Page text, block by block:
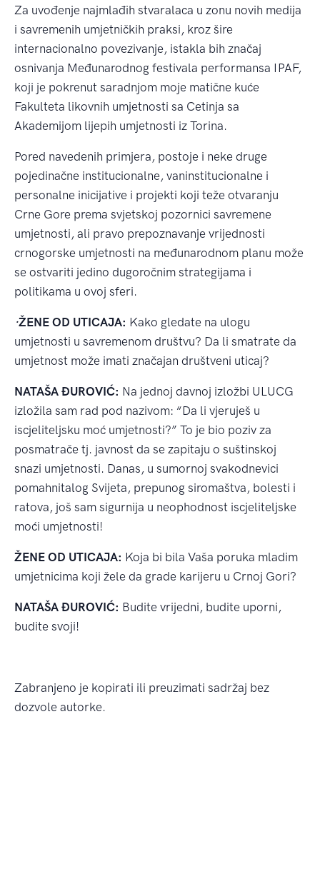
Za uvođenje najmlađih stvaralaca u zonu novih medija
i savremenih umjetničkih praksi, kroz šire
internacionalno povezivanje, istakla bih značaj
osnivanja Međunarodnog festivala performansa IPAF,
koji je pokrenut saradnjom moje matične kuće
Fakulteta likovnih umjetnosti sa Cetinja sa
Akademijom lijepih umjetnosti iz Torina.
Pored navedenih primjera, postoje i neke druge
pojedinačne institucionalne, vaninstitucionalne i
personalne inicijative i projekti koji teže otvaranju
Crne Gore prema svjetskoj pozornici savremene
umjetnosti, ali pravo prepoznavanje vrijednosti
crnogorske umjetnosti na međunarodnom planu može
se ostvariti jedino dugoročnim strategijama i
politikama u ovoj sferi.
·ŽENE OD UTICAJA: Kako gledate na ulogu
umjetnosti u savremenom društvu? Da li smatrate da
umjetnost može imati značajan društveni uticaj?
NATAŠA ĐUROVIĆ: Na jednoj davnoj izložbi ULUCG
izložila sam rad pod nazivom: “Da li vjeruješ u
iscjeliteljsku moć umjetnosti?” To je bio poziv za
posmatrače tj. javnost da se zapitaju o suštinskoj
snazi umjetnosti. Danas, u sumornoj svakodnevici
pomahnitalog Svijeta, prepunog siromaštva, bolesti i
ratova, još sam sigurnija u neophodnost iscjeliteljske
moći umjetnosti!
ŽENE OD UTICAJA: Koja bi bila Vaša poruka mladim
umjetnicima koji žele da grade karijeru u Crnoj Gori?
NATAŠA ĐUROVIĆ: Budite vrijedni, budite uporni,
budite svoji!
Zabranjeno je kopirati ili preuzimati sadržaj bez
dozvole autorke.